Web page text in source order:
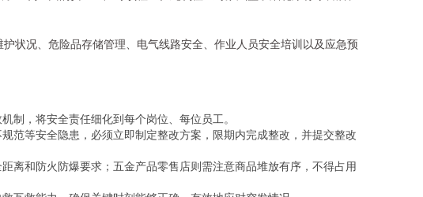
状况、危险品存储管理、电气线路安全、作业人员安全培训以及应急预
制，将安全责任细化到每个岗位、每位员工。
范等安全隐患，必须立即制定整改方案，限期内完成整改，并提交整改
离和防火防爆要求；五金产品零售店则需注意商品堆放有序，不得占用